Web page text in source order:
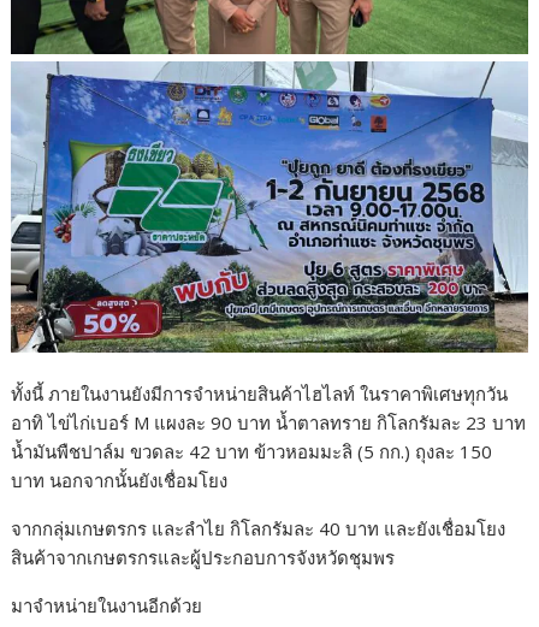
ทั้งนี้ ภายในงานยังมีการจำหน่ายสินค้าไฮไลท์ ในราคาพิเศษทุกวัน
อาทิ ไข่ไก่เบอร์ M แผงละ 90 บาท น้ำตาลทราย กิโลกรัมละ 23 บาท
น้ำมันพืชปาล์ม ขวดละ 42 บาท ข้าวหอมมะลิ (5 กก.) ถุงละ 150
บาท นอกจากนั้นยังเชื่อมโยง
จากกลุ่มเกษตรกร และลำไย กิโลกรัมละ 40 บาท และยังเชื่อมโยง
สินค้าจากเกษตรกรและผู้ประกอบการจังหวัดชุมพร
มาจำหน่ายในงานอีกด้วย